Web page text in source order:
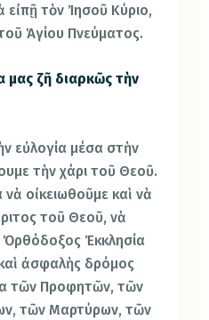
εἰπῇ τὸν Ἰησοῦ Κύριο,
Ἁγίου Πνεύματος.
μας ζῆ διαρκῶς τὴν
εὐλογία μέσα στὴν
τὴν χάρι τοῦ Θεοῦ.
οἰκειωθοῦμε καὶ νὰ
τοῦ Θεοῦ, νὰ
Ἐκκλησία
ἀσφαλὴς δρόμος
τῶν Προφητῶν, τῶν
τῶν Μαρτύρων, τῶν